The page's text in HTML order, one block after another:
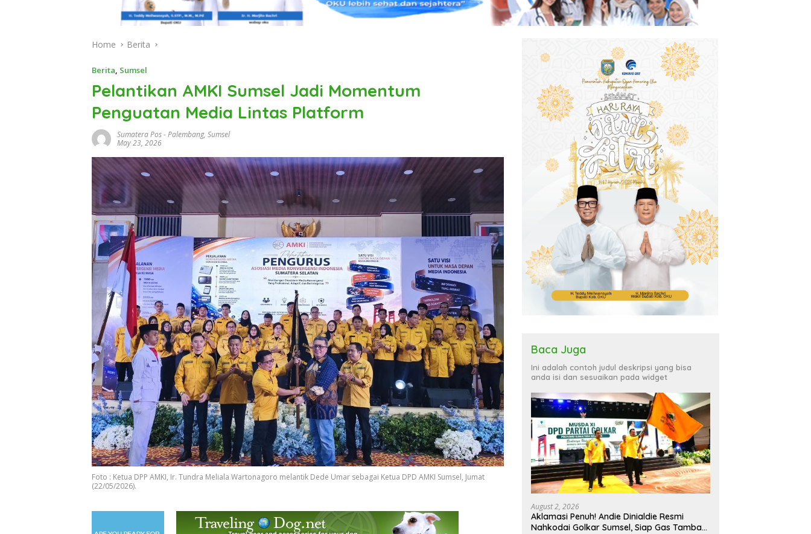
Home Berita
Berita Sumsel
Pelantikan AMKI Sumsel Jadi Momentum
Penguatan Media Lintas Platform
Sumatera Pos-Palembang, Sumsel
May 23, 2026
Foto : Ketua DPP AMKI, Ir. Tundra Meliala Wartonagoro melantik Dede Umar sebagai Ketua DPD AMKI Sumsel, Jumat
(22/05/2026).
Baca Juga
Ini adalah contoh judul deskripsi yang bisa
anda isi dan sesuaikan pada widget
August 2, 2026
Aklamasi Penuh! Andie Dinialdie Resmi
Nahkodai Golkar Sumsel, Siap Gas Tambah